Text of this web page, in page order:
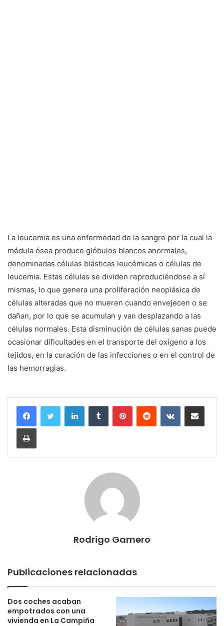
La leucemia es una enfermedad de la sangre por la cual la
médula ósea produce glóbulos blancos anormales,
denominadas células blásticas leucémicas o células de
leucemia. Estas células se dividen reproduciéndose a sí
mismas, lo que genera una proliferación neoplásica de
células alteradas que no mueren cuando envejecen o se
dañan, por lo que se acumulan y van desplazando a las
células normales. Esta disminución de células sanas puede
ocasionar dificultades en el transporte del oxígeno a los
tejidos, en la curación de las infecciones o en el control de
las hemorragias.
Rodrigo Gamero
Publicaciones relacionadas
Dos coches acaban
empotrados con una
vivienda en La Campiña